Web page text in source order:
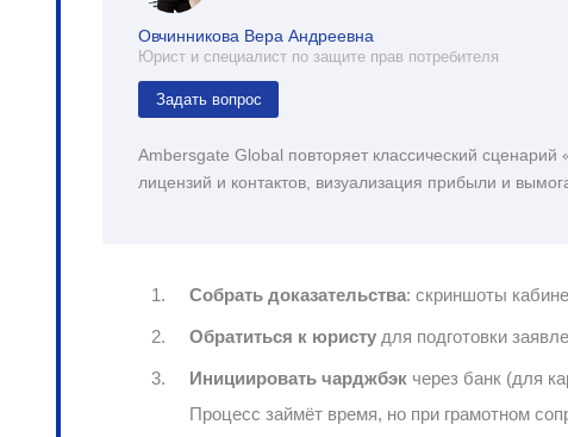
Овчинникова Вера Андреевна
Юрист и специалист по защите прав потребителя
Задать вопрос
Ambersgate Global повторяет классический
лицензий и контактов, визуализация прибыли и
Собрать доказательства: скриншоты
Обратиться к юристу для подготовки
Инициировать чарджбэк через банк (для
Процесс займёт время, но при грамотном